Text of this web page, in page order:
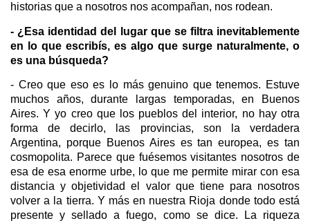
historias que a nosotros nos acompañan, nos rodean.
- ¿Esa identidad del lugar que se filtra inevitablemente
en lo que escribís, es algo que surge naturalmente, o
es una búsqueda?
- Creo que eso es lo más genuino que tenemos. Estuve
muchos años, durante largas temporadas, en Buenos
Aires. Y yo creo que los pueblos del interior, no hay otra
forma de decirlo, las provincias, son la verdadera
Argentina, porque Buenos Aires es tan europea, es tan
cosmopolita. Parece que fuésemos visitantes nosotros de
esa de esa enorme urbe, lo que me permite mirar con esa
distancia y objetividad el valor que tiene para nosotros
volver a la tierra. Y más en nuestra Rioja donde todo está
presente y sellado a fuego, como se dice. La riqueza